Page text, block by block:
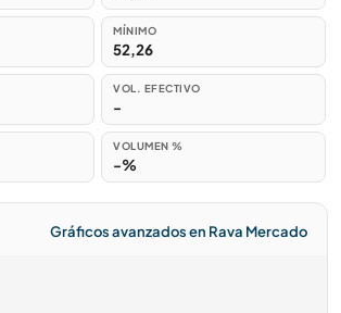
MÍNIMO
52,26
VOL. EFECTIVO
-
VOLUMEN %
-%
Gráficos avanzados en Rava Mercado